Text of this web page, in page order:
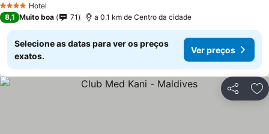
4 EstrelasHotel
8,1 Muito boa 71 a 0.1 km de Centro da cidade
Selecione as datas para ver os preços
exatos.
Ver preços
Partilhar